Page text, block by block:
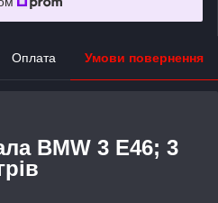
Оплата Умови повернення
BMW 3 E46; 3